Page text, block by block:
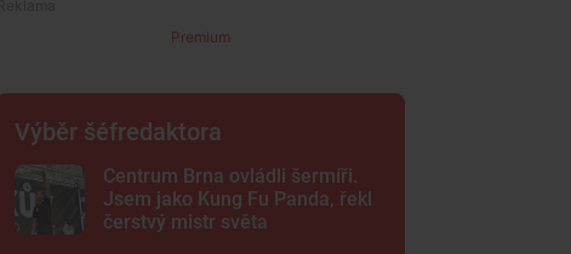
Premium
Výběr šéfredaktora
Centrum Brna ovládli šermíři.
Jsem jako Kung Fu Panda, řekl
čerstvý mistr světa